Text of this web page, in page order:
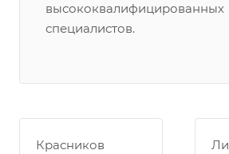
специалистов.
Красников